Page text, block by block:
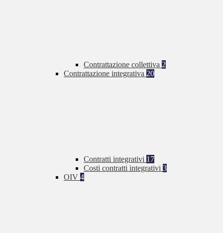
Contrattazione collettiva 2
Contrattazione integrativa 20
Contratti integrativi 17
Costi contratti integrativi 3
OIV 4